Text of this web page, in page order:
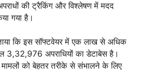
की ट्रैकिंग और विश्लेषण में मदद
गया है।
कि इस सॉफ्टवेयर में एक लाख से अधिक
3,32,976 अपराधियों का डेटाबेस है।
को बेहतर तरीके से संभालने के लिए